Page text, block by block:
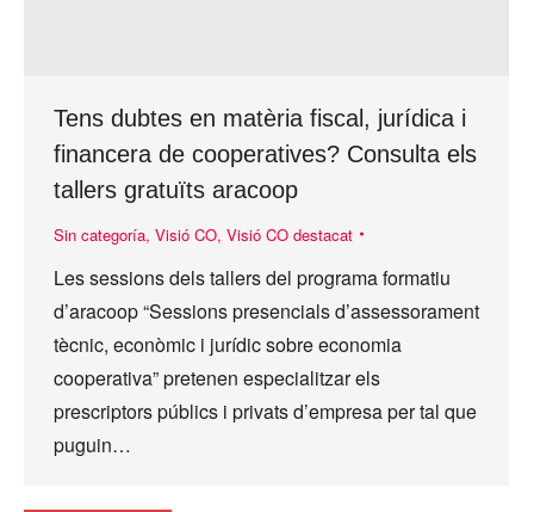
Tens dubtes en matèria fiscal, jurídica i
financera de cooperatives? Consulta els
tallers gratuïts aracoop
Sin categoría, Visió CO, Visió CO destacat
Les sessions dels tallers del programa formatiu
d’aracoop “Sessions presencials d’assessorament
tècnic, econòmic i jurídic sobre economia
cooperativa” pretenen especialitzar els
prescriptors públics i privats d’empresa per tal que
puguin…